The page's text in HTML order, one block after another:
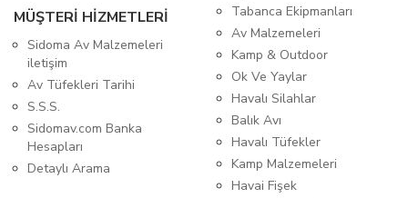
MÜŞTERİ HİZMETLERİ
Sidoma Av Malzemeleri
iletişim
Av Tüfekleri Tarihi
S.S.S.
Sidomav.com Banka
Hesapları
Detaylı Arama
Tabanca Ekipmanları
Av Malzemeleri
Kamp & Outdoor
Ok Ve Yaylar
Havalı Silahlar
Balık Avı
Havalı Tüfekler
Kamp Malzemeleri
Havai Fişek